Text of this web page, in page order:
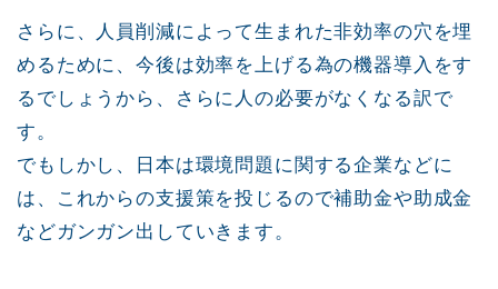
さらに、人員削減によって生まれた非効率の穴を埋
めるために、今後は効率を上げる為の機器導入をす
るでしょうから、さらに人の必要がなくなる訳で
す。
でもしかし、日本は環境問題に関する企業などに
は、これからの支援策を投じるので補助金や助成金
などガンガン出していきます。